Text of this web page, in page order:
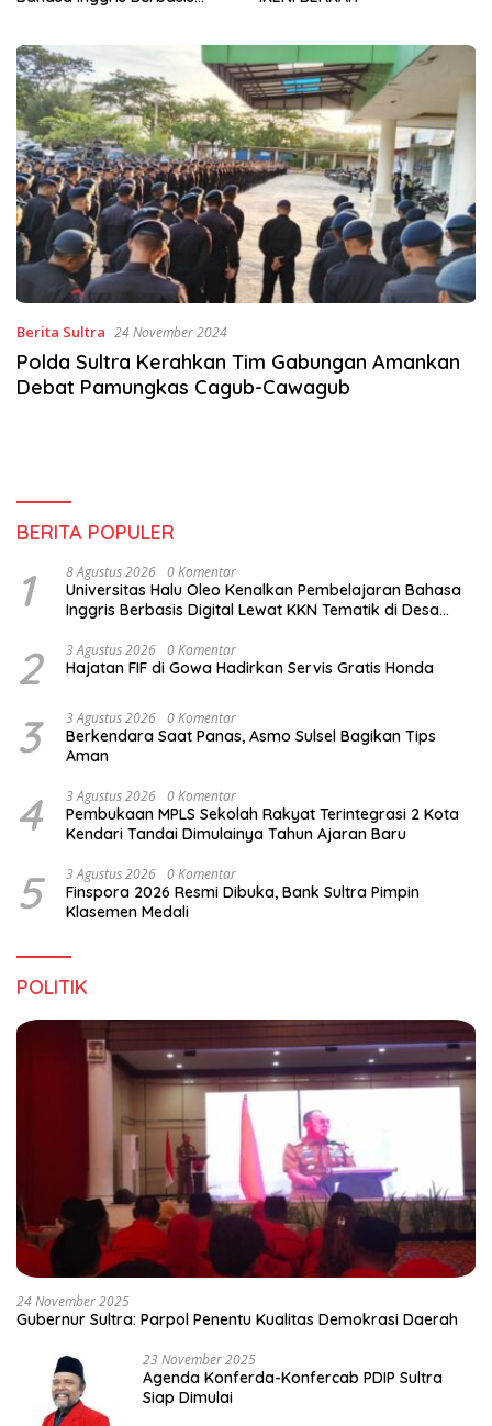
Berita Sultra 24 November 2024
Polda Sultra Kerahkan Tim Gabungan Amankan
Debat Pamungkas Cagub-Cawagub
BERITA POPULER
1 8 Agustus 2026 0 Komentar
Universitas Halu Oleo Kenalkan Pembelajaran Bahasa
Inggris Berbasis Digital Lewat KKN Tematik di Desa
2 3 Agustus 2026 0 Komentar
Hajatan FIF di Gowa Hadirkan Servis Gratis Honda
3 3 Agustus 2026 0 Komentar
Berkendara Saat Panas, Asmo Sulsel Bagikan Tips
Aman
4 3 Agustus 2026 0 Komentar
Pembukaan MPLS Sekolah Rakyat Terintegrasi 2 Kota
Kendari Tandai Dimulainya Tahun Ajaran Baru
5 3 Agustus 2026 0 Komentar
Finspora 2026 Resmi Dibuka, Bank Sultra Pimpin
Klasemen Medali
POLITIK
24 November 2025
Gubernur Sultra: Parpol Penentu Kualitas Demokrasi Daerah
23 November 2025
Agenda Konferda-Konfercab PDIP Sultra
Siap Dimulai